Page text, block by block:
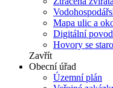
Mapa ulic a
Digitální
Hovory se
Zavřít
Obecní úřad
Územní plán